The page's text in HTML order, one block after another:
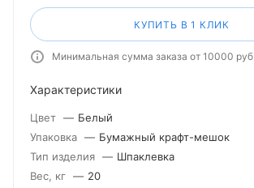
КУПИТЬ В 1 КЛИК
Минимальная сумма заказа от 10000 руб
Характеристики
Цвет — Белый
Упаковка — Бумажный крафт-мешок
Тип изделия — Шпаклевка
Вес, кг — 20